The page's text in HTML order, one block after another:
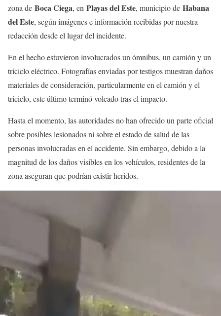
zona de Boca Ciega, en Playas del Este, municipio de Habana
del Este, según imágenes e información recibidas por nuestra
redacción desde el lugar del incidente.
En el hecho estuvieron involucrados un ómnibus, un camión y un
triciclo eléctrico. Fotografías enviadas por testigos muestran daños
materiales de consideración, particularmente en el camión y el
triciclo, este último terminó volcado tras el impacto.
Hasta el momento, las autoridades no han ofrecido un parte oficial
sobre posibles lesionados ni sobre el estado de salud de las
personas involucradas en el accidente. Sin embargo, debido a la
magnitud de los daños visibles en los vehículos, residentes de la
zona aseguran que podrían existir heridos.